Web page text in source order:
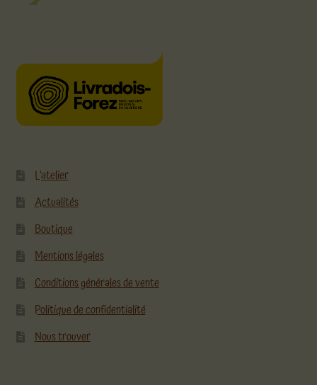
L’atelier
Actualités
Boutique
Mentions légales
Conditions générales de vente
Politique de confidentialité
Nous trouver